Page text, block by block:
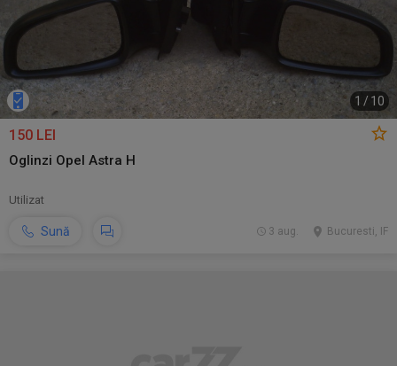
1 / 10
150 LEI
Oglinzi Opel Astra H
Utilizat
Sună Bucuresti, IF
3 aug.